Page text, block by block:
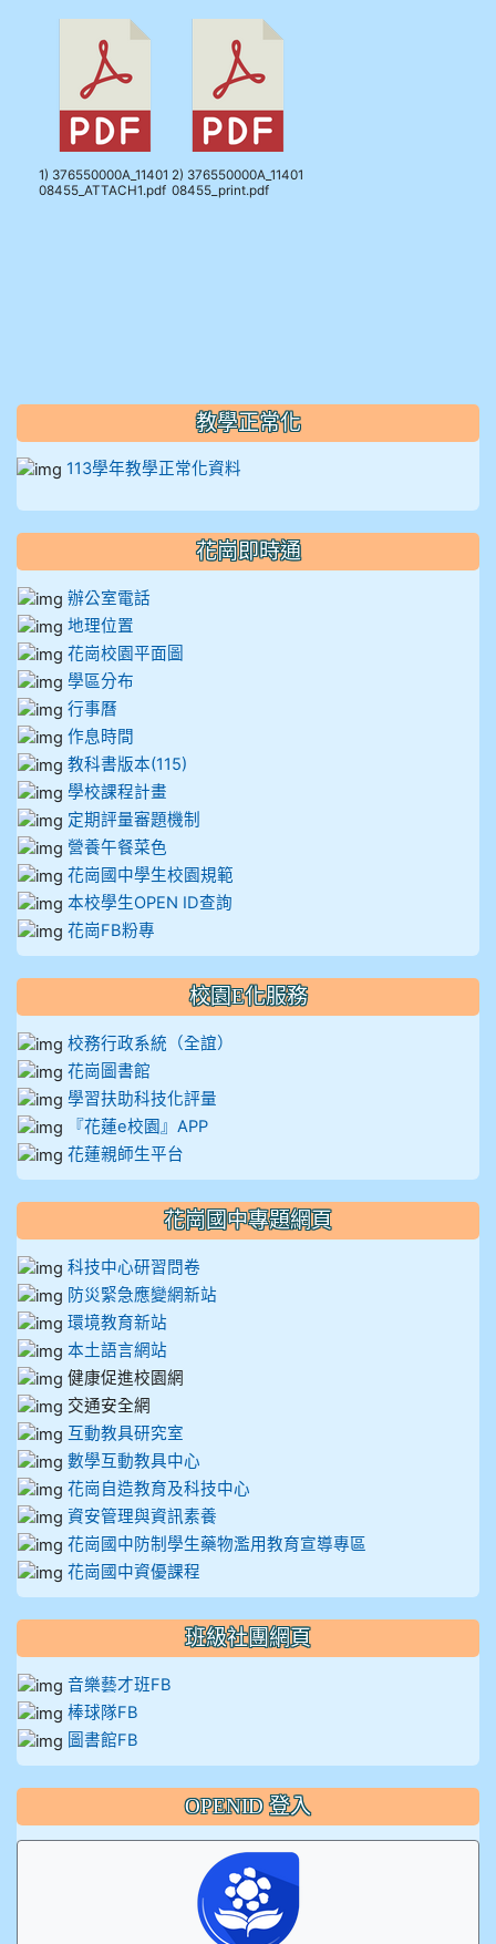
914王苡澄
1) 376550000A_11401
08455_ATTACH1.pdf
2) 376550000A_11401
08455_print.pdf
教學正常化
113學年教學正常化資料
花崗即時通
辦公室電話
地理位置
花崗校園平面圖
學區分布
行事曆
作息時間
教科書版本(115)
學校課程計畫
定期評量審題機制
營養午餐菜色
花崗國中學生校園規範
本校學生OPEN ID查詢
花崗FB粉專
校園E化服務
校務行政系統（全誼）
花崗圖書館
學習扶助科技化評量
『花蓮e校園』APP
花蓮親師生平台
花崗國中專題網頁
科技中心研習問卷
防災緊急應變網新站
環境教育新站
本土語言網站
健康促進校園網
交通安全網
互動教具研究室
數學互動教具中心
花崗自造教育及科技中心
資安管理與資訊素養
花崗國中防制學生藥物濫用教育宣導專區
花崗國中資優課程
班級社團網頁
音樂藝才班FB
棒球隊FB
圖書館FB
OPENID 登入